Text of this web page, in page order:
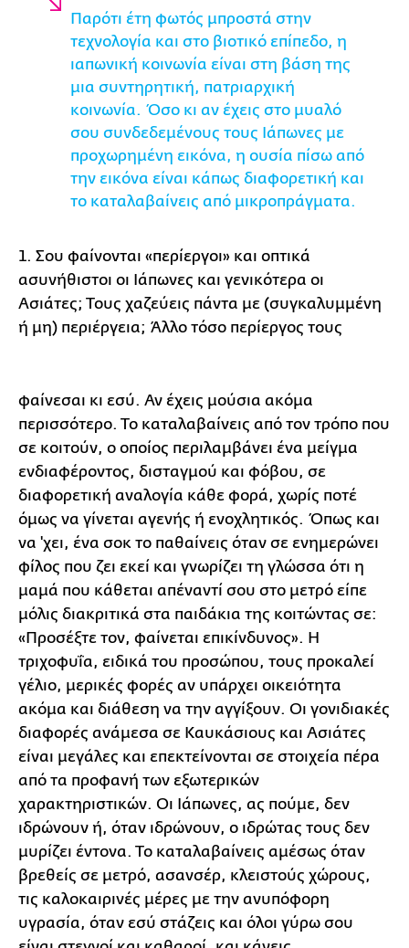
Παρότι έτη φωτός μπροστά στην
τεχνολογία και στο βιοτικό επίπεδο, η
ιαπωνική κοινωνία είναι στη βάση της
μια συντηρητική, πατριαρχική
κοινωνία. Όσο κι αν έχεις στο μυαλό
σου συνδεδεμένους τους Ιάπωνες με
προχωρημένη εικόνα, η ουσία πίσω από
την εικόνα είναι κάπως διαφορετική και
το καταλαβαίνεις από μικροπράγματα.
1. Σου φαίνονται «περίεργοι» και οπτικά
ασυνήθιστοι οι Ιάπωνες και γενικότερα οι
Ασιάτες; Τους χαζεύεις πάντα με (συγκαλυμμένη
ή μη) περιέργεια; Άλλο τόσο περίεργος τους
φαίνεσαι κι εσύ. Αν έχεις μούσια ακόμα
περισσότερο. Το καταλαβαίνεις από τον τρόπο που
σε κοιτούν, ο οποίος περιλαμβάνει ένα μείγμα
ενδιαφέροντος, δισταγμού και φόβου, σε
διαφορετική αναλογία κάθε φορά, χωρίς ποτέ
όμως να γίνεται αγενής ή ενοχλητικός. Όπως και
να 'χει, ένα σοκ το παθαίνεις όταν σε ενημερώνει
φίλος που ζει εκεί και γνωρίζει τη γλώσσα ότι η
μαμά που κάθεται απέναντί σου στο μετρό είπε
μόλις διακριτικά στα παιδάκια της κοιτώντας σε:
«Προσέξτε τον, φαίνεται επικίνδυνος». Η
τριχοφυΐα, ειδικά του προσώπου, τους προκαλεί
γέλιο, μερικές φορές αν υπάρχει οικειότητα
ακόμα και διάθεση να την αγγίξουν. Οι γονιδιακές
διαφορές ανάμεσα σε Καυκάσιους και Ασιάτες
είναι μεγάλες και επεκτείνονται σε στοιχεία πέρα
από τα προφανή των εξωτερικών
χαρακτηριστικών. Οι Ιάπωνες, ας πούμε, δεν
ιδρώνουν ή, όταν ιδρώνουν, ο ιδρώτας τους δεν
μυρίζει έντονα. Το καταλαβαίνεις αμέσως όταν
βρεθείς σε μετρό, ασανσέρ, κλειστούς χώρους,
τις καλοκαιρινές μέρες με την ανυπόφορη
υγρασία, όταν εσύ στάζεις και όλοι γύρω σου